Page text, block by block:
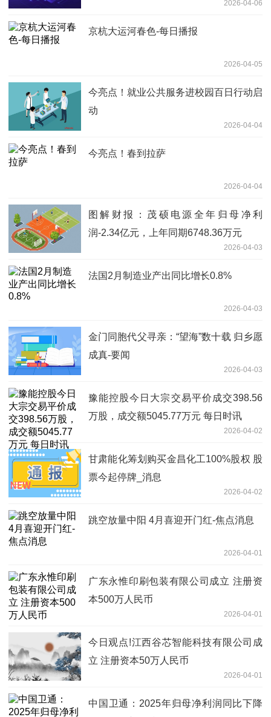
2026-04-06
京杭大运河春色-每日播报
2026-04-05
今亮点！就业公共服务进校园百日行动启
动
2026-04-04
今亮点！春到拉萨
2026-04-04
图解财报：茂硕电源全年归母净利
润-2.34亿元，上年同期6748.36万元
2026-04-03
法国2月制造业产出同比增长0.8%
2026-04-03
金门同胞代父寻亲：“望海”数十载 归乡愿
成真-要闻
2026-04-03
豫能控股今日大宗交易平价成交398.56
万股，成交额5045.77万元 每日时讯
2026-04-02
甘肃能化筹划购买金昌化工100%股权 股
票今起停牌_消息
2026-04-02
跳空放量中阳 4月喜迎开门红-焦点消息
2026-04-01
广东永惟印刷包装有限公司成立 注册资
本500万人民币
2026-04-01
今日观点!江西谷芯智能科技有限公司成
立 注册资本50万人民币
2026-04-01
中国卫通：2025年归母净利润同比下降